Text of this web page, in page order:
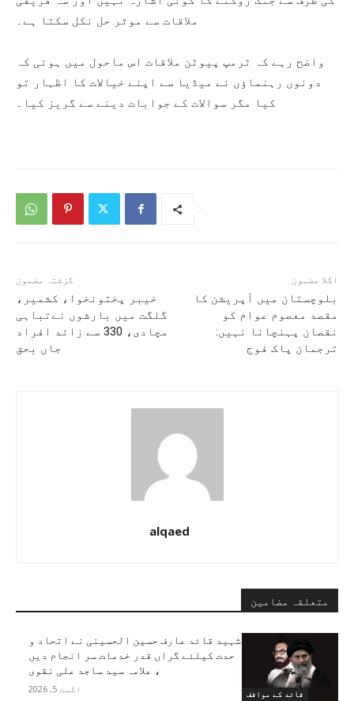
ملاقات سے موثر حل نکل سکتا ہے۔
واضح رہے کہ ٹرمپ پیوٹن ملاقات اس ماحول میں ہوئی کہ
دونوں رہنماؤں نے میڈیا سے اپنے خیالات کا اظہار تو
کیا مگر سوالات کے جوابات دینے سے گریز کیا۔
گزشتہ مضمون
خیبر پختونخوا، کشمیر،
گلگت میں بارشوں نےتباہی
مچادی، 330 سے زائد افراد
جاں بحق
اگلا مضمون
بلوچستان میں آپریشن کا
مقصد معصوم عوام کو
نقصان پہنچانا نہیں:
ترجمان پاک فوج
alqaed
متعلقہ مضامین
قائد کے مواقف
شہید قائد عارف حسین الحسینی نے اتحاد و
حدت کیلئے گراں قدر خدمات سر انجام دیں
، علامہ سید ساجد علی نقوی
اگست 5, 2026